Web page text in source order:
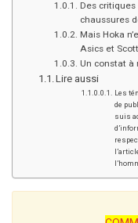
Des
chaussures
Mais Hoka
Asics et Scott
Un constat à
Lire aussi
Les
de
suis